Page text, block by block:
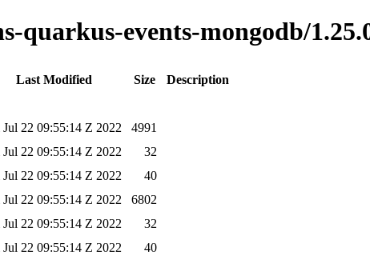
quarkus-events-mongodb/
Last Modified Size
Description
22 09:55:14 Z 2022
4991
22 09:55:14 Z 2022
32
22 09:55:14 Z 2022
40
22 09:55:14 Z 2022
6802
22 09:55:14 Z 2022
32
22 09:55:14 Z 2022
40